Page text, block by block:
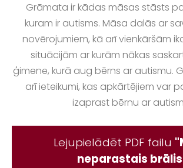
Grāmata ir kādas māsas stāsts
kuram ir autisms. Māsa dalās ar
novērojumiem, kā arī vienkāršām
situācijām ar kurām nākas
ģimene, kurā aug bērns ar autismu.
arī ieteikumi, kas apkārtējiem var
izaprast bērnu ar
Lejupielādēt PDF failu
neparastais